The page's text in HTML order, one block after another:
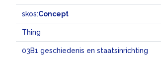
skos:Concept
Thing
03B1 geschiedenis en staatsinrichting